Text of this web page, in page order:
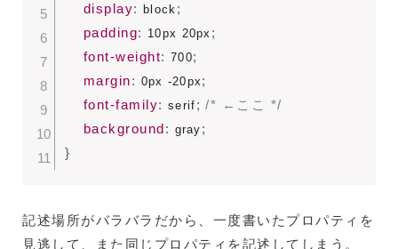
display: block ;
padding: 10px 20px ;
font-weight: 700;
margin: 0px -20px ;
font-family: serif ; /* ←ここ */
background: gray ;
}
記述場所がバラバラだから、一度書いたプロパティを
見逃して、また同じプロパティを記述してしまう。